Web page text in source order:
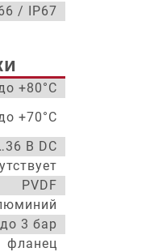
/ IP67
+80°С
+70°С
В DC
PVDF
до 3 бар
фланец